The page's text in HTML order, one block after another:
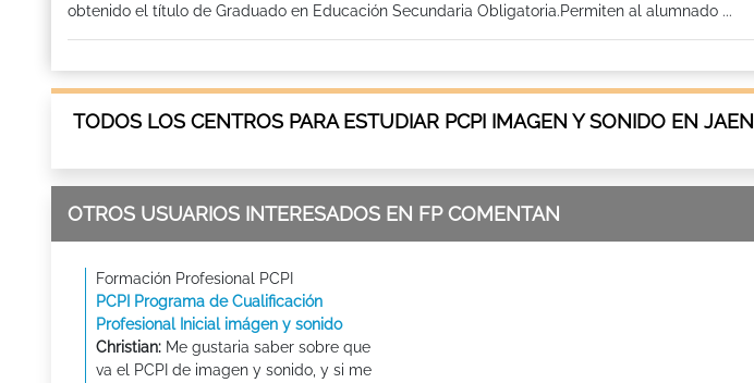
obtenido el título de Graduado en Educación Secundaria Obligatoria.Permiten al alumnado ...
TODOS LOS CENTROS PARA ESTUDIAR PCPI IMAGEN Y SONIDO EN JAEN
OTROS USUARIOS INTERESADOS EN FP COMENTAN
Formación Profesional PCPI
PCPI Programa de Cualificación
Profesional Inicial imágen y sonido
Christian: Me gustaria saber sobre que
va el PCPI de imagen y sonido, y si me